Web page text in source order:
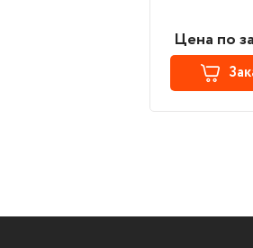
Цена по